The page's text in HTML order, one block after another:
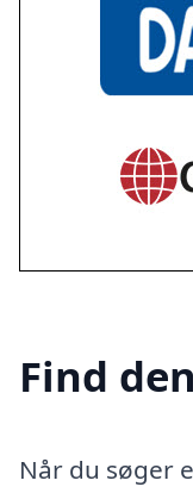
Find
Når du søger